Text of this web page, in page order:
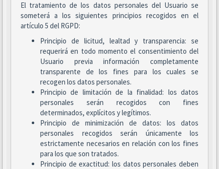
El tratamiento de los datos personales del Usuario se
someterá a los siguientes principios recogidos en el
artículo 5 del RGPD:
Principio de licitud, lealtad y transparencia: se
requerirá en todo momento el consentimiento del
Usuario previa información completamente
transparente de los fines para los cuales se
recogen los datos personales.
Principio de limitación de la finalidad: los datos
personales serán recogidos con fines
determinados, explícitos y legítimos.
Principio de minimización de datos: los datos
personales recogidos serán únicamente los
estrictamente necesarios en relación con los fines
para los que son tratados.
Principio de exactitud: los datos personales deben